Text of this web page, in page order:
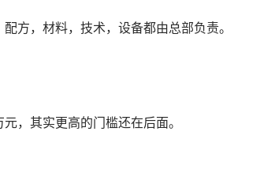
方，材料，技术，设备都由总部负责。
，其实更高的门槛还在后面。